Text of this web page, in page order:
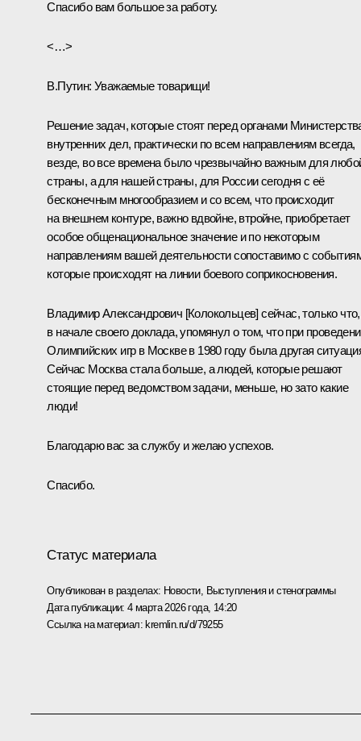
Спасибо вам большое за работу.
<…>
В.Путин: Уважаемые товарищи!
Решение задач, которые стоят перед органами
внутренних дел, практически по всем направлениям всегда,
везде, во все времена было чрезвычайно важным для
страны, а для нашей страны, для России сегодня с её
бесконечным многообразием и со всем, что происходит
на внешнем контуре, важно вдвойне, втройне, приобретает
особое общенациональное значение и по некоторым
направлениям вашей деятельности сопоставимо с
которые происходят на линии боевого соприкосновения.
Владимир Александрович [Колокольцев] сейчас, только что,
в начале своего доклада, упомянул о том, что при
Олимпийских игр в Москве в 1980 году была другая
Сейчас Москва стала больше, а людей, которые решают
стоящие перед ведомством задачи, меньше, но зато какие
люди!
Благодарю вас за службу и желаю успехов.
Спасибо.
Статус материала
Опубликован в разделах: Новости, Выступления и стенограммы
Дата публикации:4 марта 2026 года, 14:20
Ссылка на материал: kremlin.ru/d/79255